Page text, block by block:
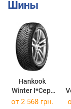
Шины
Hankook
Winter I*Cept
RS3 W462
от 2 568 грн.